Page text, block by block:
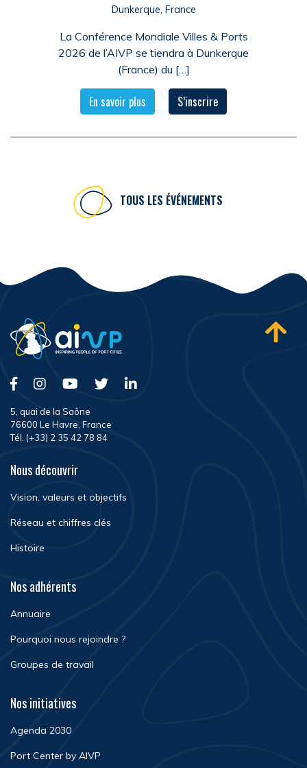
Dunkerque, France
La Conférence Mondiale Villes & Ports
2026 de l’AIVP se tiendra à Dunkerque
(France) du […]
En savoir plus S’inscrire
TOUS LES ÉVÉNEMENTS
5, quai de la Saône
76600 Le Havre, France
Tél. (+33) 2 35 42 78 84
Nous découvrir
Vision, valeurs et objectifs
Réseau et chiffres clés
Histoire
Nos adhérents
Annuaire
Pourquoi nous rejoindre ?
Groupes de travail
Nos initiatives
Agenda 2030
Port Center by AIVP